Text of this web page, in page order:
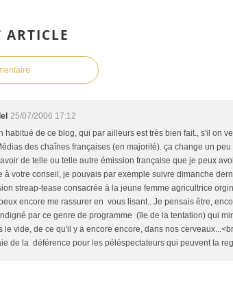
ARTICLE
25/07/2006 17:12
habitué de ce blog, qui par ailleurs est très bien fait., s'il on
des chaînes françaises (en majorité). ça change un peu
de telle ou telle autre émission française que je peux
à votre conseil, je pouvais par exemple suivre dimanche
streap-tease consacrée à la jeune femme agricultrice
encore me rassurer en vous lisant.. Je pensais être,
par ce genre de programme (ïle de la tentation) qui
le vide, de ce qu'il y a encore encore, dans nos
de la déférence pour les péléspectateurs qui peuvent la